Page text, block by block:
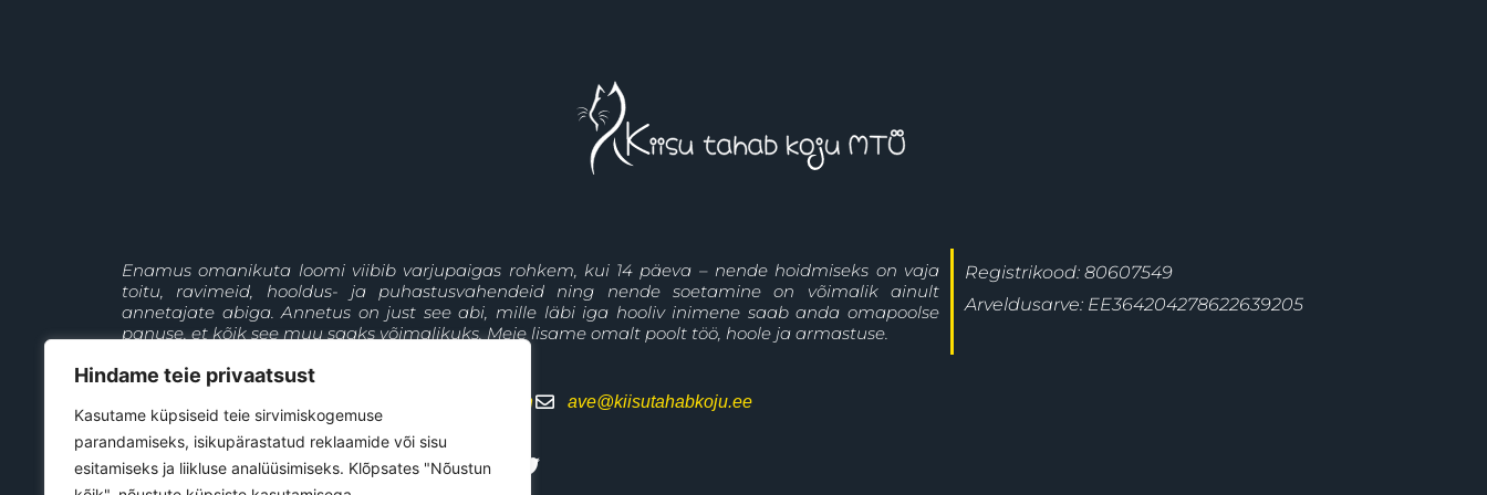
Hindame teie privaatsust
Kasutame küpsiseid teie sirvimiskogemuse
parandamiseks, isikupärastatud reklaamide või sisu
esitamiseks ja liikluse analüüsimiseks. Klõpsates "Nõustun
Enamus omanikuta loomi viibib varjupaigas rohkem, kui 14 päeva – nende hoidmiseks on vaja
toitu, ravimeid, hooldus- ja puhastusvahendeid ning nende soetamine on võimalik ainult
annetajate abiga. Annetus on just see abi, mille läbi iga hooliv inimene saab anda omapoolse
panuse, et kõik see muu saaks võimalikuks. Meie lisame omalt poolt töö, hoole ja armastuse.
Registrikood: 80607549
Arveldusarve: EE364204278622639205
Jõgeva linn ave@kiisutahabkoju.ee